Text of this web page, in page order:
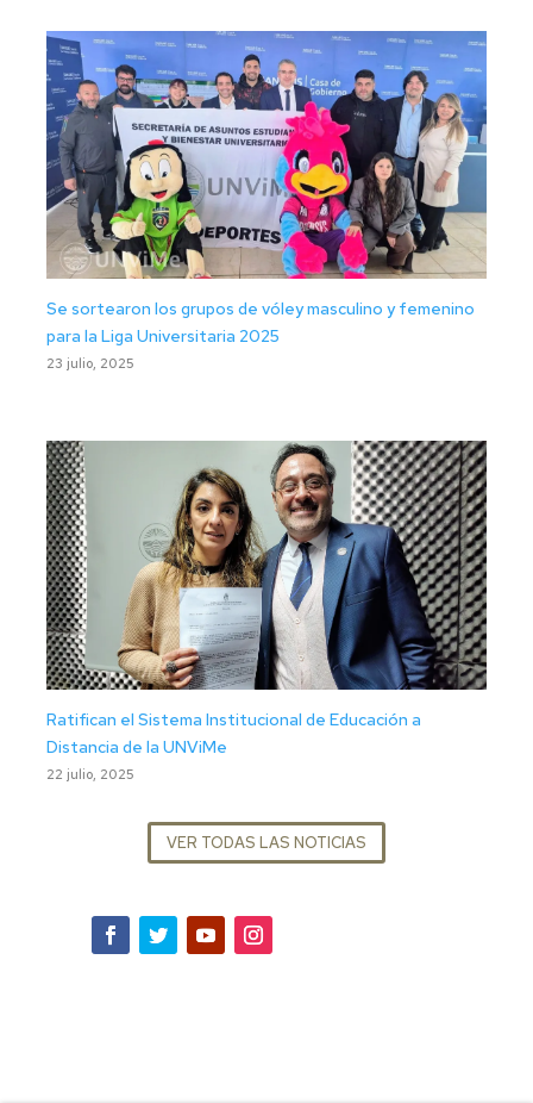
Se sortearon los grupos de vóley masculino y femenino
para la Liga Universitaria 2025
23 julio, 2025
Ratifican el Sistema Institucional de Educación a
Distancia de la UNViMe
22 julio, 2025
VER TODAS LAS NOTICIAS